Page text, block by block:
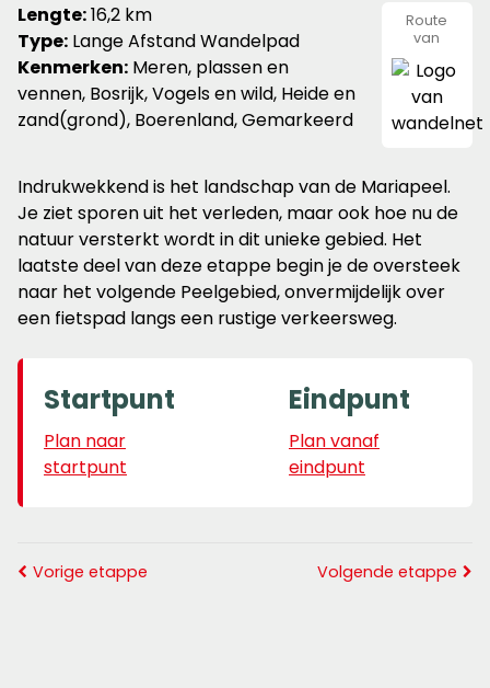
Lengte:16,2 km
Type: Lange Afstand Wandelpad
Kenmerken: Meren, plassen en
vennen, Bosrijk, Vogels en wild, Heide en
zand(grond), Boerenland, Gemarkeerd
Route
van
Indrukwekkend is het landschap van de Mariapeel.
Je ziet sporen uit het verleden, maar ook hoe nu de
natuur versterkt wordt in dit unieke gebied. Het
laatste deel van deze etappe begin je de oversteek
naar het volgende Peelgebied, onvermijdelijk over
een fietspad langs een rustige verkeersweg.
Startpunt
Plan naar
startpunt
Eindpunt
Plan vanaf
eindpunt
Vorige etappe Volgende etappe